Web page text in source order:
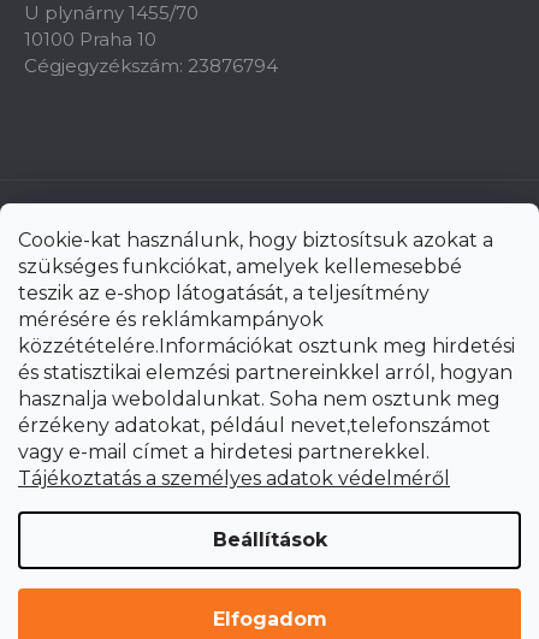
Cookie-kat használunk, hogy biztosítsuk azokat a
szükséges funkciókat, amelyek kellemesebbé
teszik az e-shop látogatását, a teljesítmény
mérésére és reklámkampányok
közzétételére.Információkat osztunk meg hirdetési
és statisztikai elemzési partnereinkkel arról, hogyan
hasznalja weboldalunkat. Soha nem osztunk meg
érzékeny adatokat, például nevet,telefonszámot
vagy e-mail címet a hirdetesi partnerekkel.
Tájékoztatás a személyes adatok védelméről
Beállítások
Elfogadom
U plynárny 1455/70
10100 Praha 10
Cégjegyzékszám: 23876794
Shoptet Premium készítette
beállítások szerkesztése